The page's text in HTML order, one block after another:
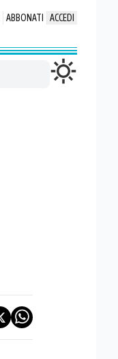
ABBONATI ACCEDI